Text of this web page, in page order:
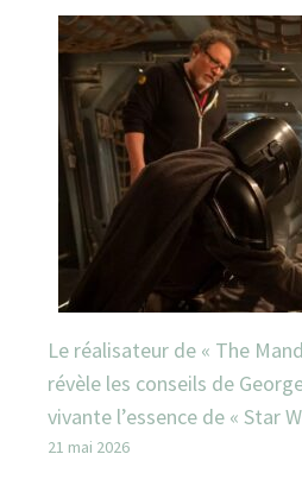
Le réalisateur de « The
révèle les conseils de
vivante l’essence de « Star
21 mai 2026